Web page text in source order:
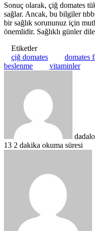
Sonuç olarak, çiğ domates
sağlar. Ancak, bu bilgiler
bir sağlık sorununuz için
önemlidir. Sağlıklı günler
Etiketler
çiğ domates
domates
beslenme
vitaminler
13 2 dakika okuma süresi